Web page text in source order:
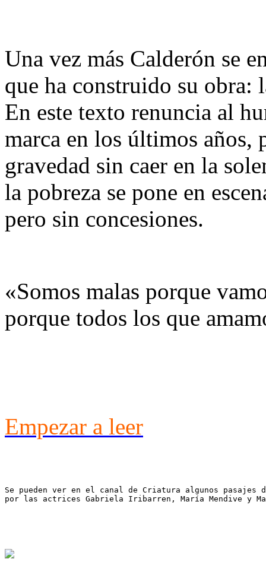
Una vez más Calderón se
que ha construido su
En este texto renuncia al
marca en los últimos años,
gravedad sin caer en la
la pobreza se pone en
pero sin concesiones.
«Somos malas porque
porque todos los que
Empezar a leer
Se pueden ver en el canal de Criatura algunos pasajes
por las actrices Gabriela Iribarren, María Mendive y